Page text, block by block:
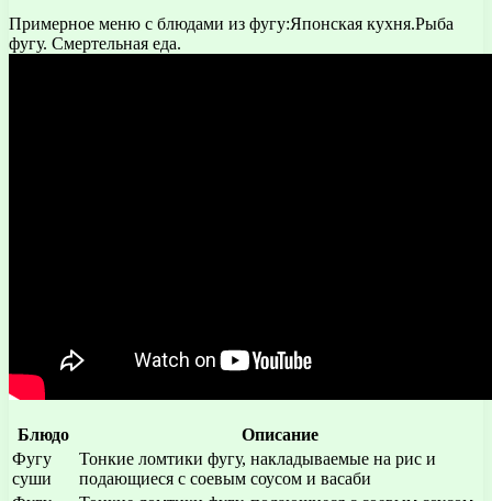
Примерное меню с блюдами из фугу:Японская кухня.Рыба
фугу. Смертельная еда.
Блюдо
Описание
Фугу
суши
Тонкие ломтики фугу, накладываемые на рис и
подающиеся с соевым соусом и васаби